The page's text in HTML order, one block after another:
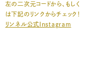
左の二次元コードから、もしく
は下記のリンクからチェック！
リンネル公式Instagram